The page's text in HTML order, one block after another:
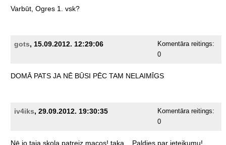
Varbūt, Ogres 1. vsk?
gots, 15.09.2012. 12:29:06
Komentāra reitings:
0
DOMĀ PATS JA NĒ BŪSI PĒC TAM NELAIMĪGS
iv4iks, 29.09.2012. 19:30:35
Komentāra reitings:
0
Nē jo taja skola patreiz macos! taka... Paldies par ieteikumu!